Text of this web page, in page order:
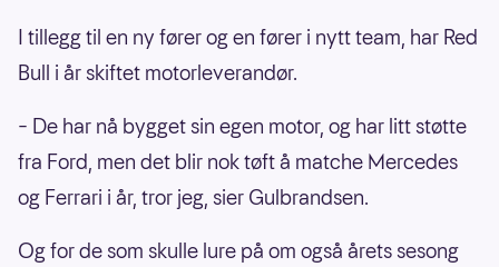
I tillegg til en ny fører og en fører i nytt team, har Red
Bull i år skiftet motorleverandør.
– De har nå bygget sin egen motor, og har litt støtte
fra Ford, men det blir nok tøft å matche Mercedes
og Ferrari i år, tror jeg, sier Gulbrandsen.
Og for de som skulle lure på om også årets sesong